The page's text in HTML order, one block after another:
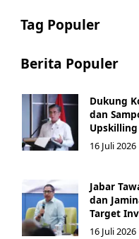
Tag Populer
Berita Populer
Dukung
dan
16 Juli 2026
Jabar
dan
Target
16 Juli 2026